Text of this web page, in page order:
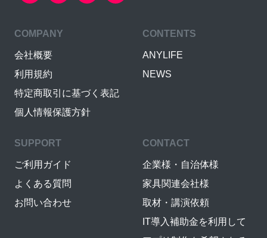
COMPANY
会社概要
利用規約
特定商取引に基づく表記
個人情報保護方針
CONTENTS
ANYLIFE
NEWS
SUPPORT
ご利用ガイド
よくある質問
お問い合わせ
CONTACT
企業様・自治体様
家具関連会社様
取材・講演依頼
IT導入補助金を利用して